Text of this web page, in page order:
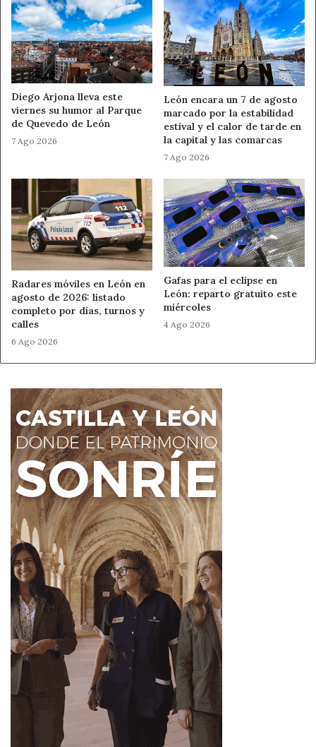
Ahora León Noticias de León
PP de San Andrés UPL
Diego Arjona lleva este
viernes su humor al Parque
de Quevedo de León
7 Ago 2026
León encara un 7 de agosto
marcado por la estabilidad
estival y el calor de tarde en
la capital y las comarcas
7 Ago 2026
Radares móviles en León en
agosto de 2026: listado
completo por días, turnos y
calles
6 Ago 2026
Gafas para el eclipse en
León: reparto gratuito este
miércoles
4 Ago 2026